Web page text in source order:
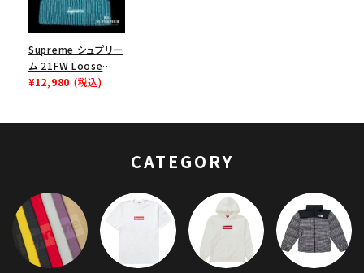
Supreme シュプリー
ム 21FW Loose
Gauge Beanie ルー
¥12,980 (税込)
CATEGORY